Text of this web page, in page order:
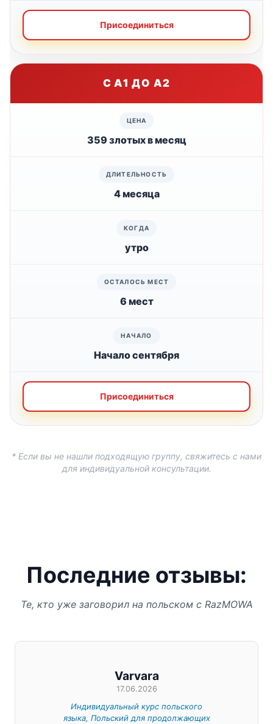
Присоединиться
С A1 ДО A2
359 злотых в месяц
4 месяца
утро
6 мест
Начало сентября
Присоединиться
* Если вы не нашли подходящую группу, свяжитесь с нами
для индивидуальной консультации.
Последние отзывы:
Те, кто уже заговорил на польском с RazMOWA
Varvara
17.06.2026
Индивидуальный курс польского
языка, Польский для продолжающих